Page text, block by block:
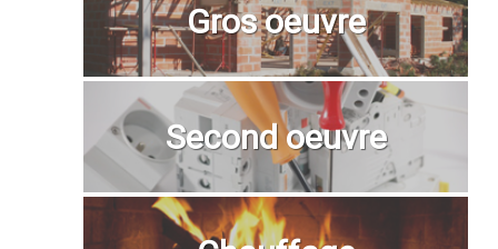
Gros oeuvre
Second oeuvre